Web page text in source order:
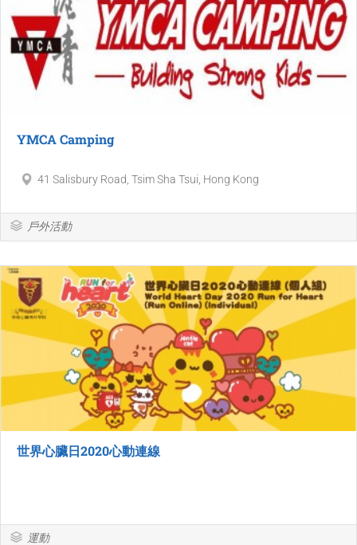
YMCA Camping
41 Salisbury Road, Tsim Sha Tsui, Hong Kong
戶外活動
世界心臟日2020心動連線
運動